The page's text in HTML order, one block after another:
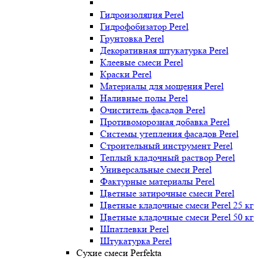
Гидроизоляция Perel
Гидрофобизатор Perel
Грунтовка Perel
Декоративная штукатурка Perel
Клеевые смеси Perel
Краски Perel
Материалы для мощения Perel
Наливные полы Perel
Очиститель фасадов Perel
Противоморозная добавка Perel
Системы утепления фасадов Perel
Строительный инструмент Perel
Теплый кладочный раствор Perel
Универсальные смеси Perel
Фактурные материалы Perel
Цветные затирочные смеси Perel
Цветные кладочные смеси Perel 25 кг
Цветные кладочные смеси Perel 50 кг
Шпатлевки Perel
Штукатурка Perel
Сухие смеси Perfekta